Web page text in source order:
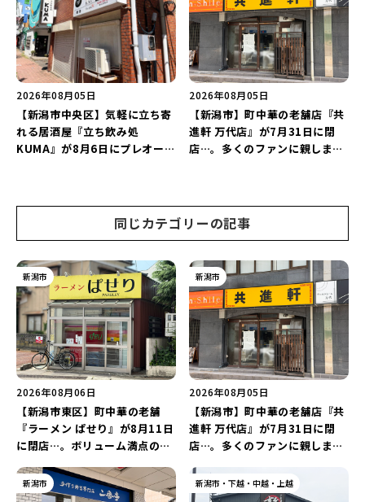
2026年08月05日
【新潟市中央区】気軽に立ち寄
れる居酒屋『立ち飲み処
KUMA』が8月6日にプレオープ
2026年08月05日
【新潟市】町中華の老舗店『共
進軒 万代店』が7月31日に閉
店…。多くのファンに親しまれ
同じカテゴリーの記事
新潟市
2026年08月06日
【新潟市東区】町中華の老舗
『ラーメン ぱせり』が8月11日
に閉店…。ボリューム満点の名
新潟市
2026年08月05日
【新潟市】町中華の老舗店『共
進軒 万代店』が7月31日に閉
店…。多くのファンに親しまれ
新潟市 新潟市・下越・中越・上越